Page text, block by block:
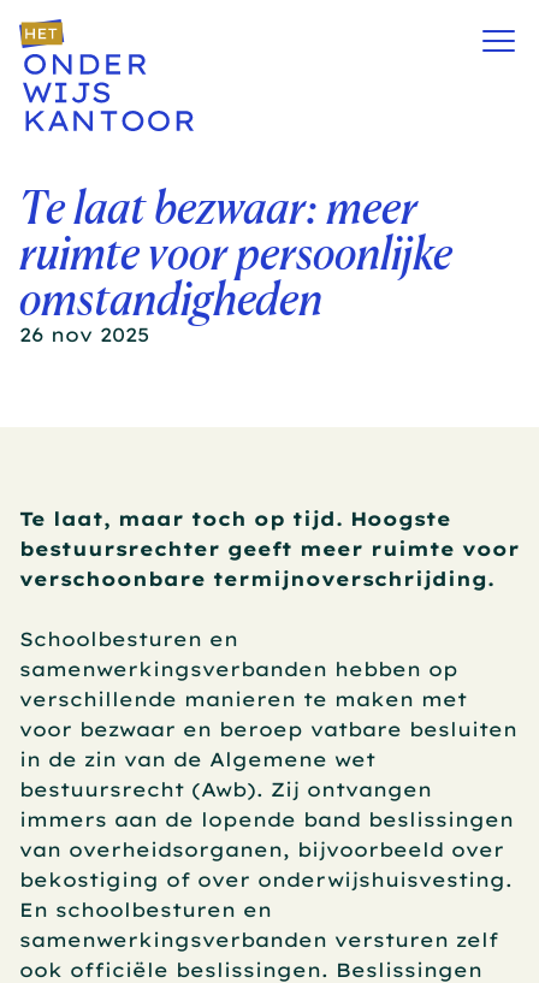
Te laat bezwaar: meer
ruimte voor persoonlijke
omstandigheden
26 nov 2025
Te laat, maar toch op tijd. Hoogste
bestuursrechter geeft meer ruimte voor
verschoonbare termijnoverschrijding.
Schoolbesturen en
samenwerkingsverbanden hebben op
verschillende manieren te maken met
voor bezwaar en beroep vatbare besluiten
in de zin van de Algemene wet
bestuursrecht (Awb). Zij ontvangen
immers aan de lopende band beslissingen
van overheidsorganen, bijvoorbeeld over
bekostiging of over onderwijshuisvesting.
En schoolbesturen en
samenwerkingsverbanden versturen zelf
ook officiële beslissingen. Beslissingen